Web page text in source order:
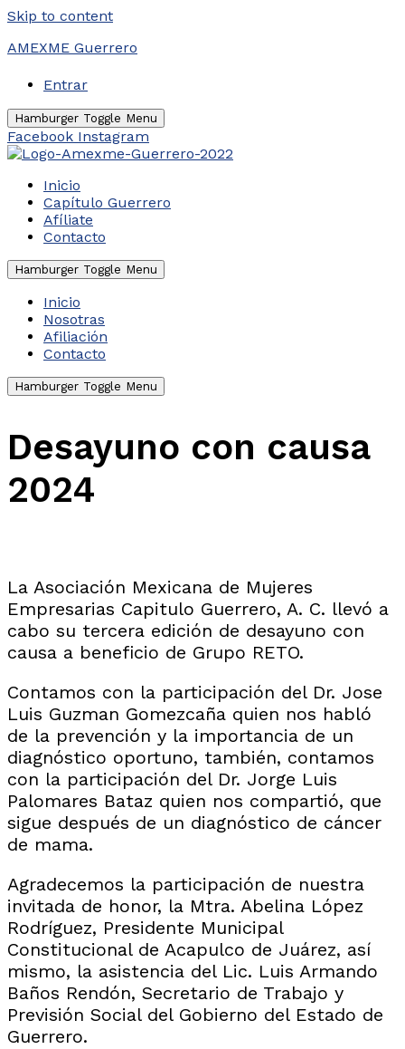
Skip to content
AMEXME Guerrero
Entrar
Hamburger Toggle Menu
Facebook Instagram
Inicio
Capítulo Guerrero
Afíliate
Contacto
Hamburger Toggle Menu
Inicio
Nosotras
Afiliación
Contacto
Hamburger Toggle Menu
Desayuno con causa
2024
La Asociación Mexicana de Mujeres
Empresarias Capitulo Guerrero, A. C. llevó a
cabo su tercera edición de desayuno con
causa a beneficio de Grupo RETO.
Contamos con la participación del Dr. Jose
Luis Guzman Gomezcaña quien nos habló
de la prevención y la importancia de un
diagnóstico oportuno, también, contamos
con la participación del Dr. Jorge Luis
Palomares Bataz quien nos compartió, que
sigue después de un diagnóstico de cáncer
de mama.
Agradecemos la participación de nuestra
invitada de honor, la Mtra. Abelina López
Rodríguez, Presidente Municipal
Constitucional de Acapulco de Juárez, así
mismo, la asistencia del Lic. Luis Armando
Baños Rendón, Secretario de Trabajo y
Previsión Social del Gobierno del Estado de
Guerrero.